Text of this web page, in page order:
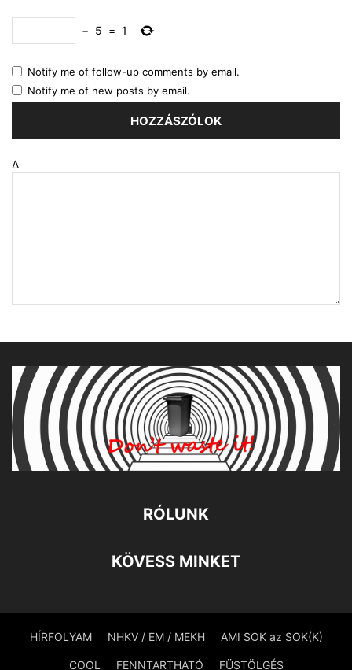
− 5 = 1
Notify me of follow-up comments by email.
Notify me of new posts by email.
Δ
RÓLUNK
KÖVESS MINKET
HÍRFOLYAM NHKV / EM / MEKH AMI SOK az SOK(K)
COOL FENNTARTHATÓ FÜSTÖLGÉS